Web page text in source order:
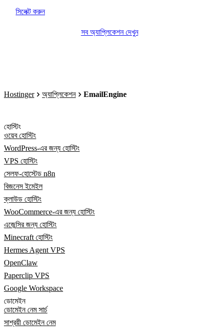
সিলেক্ট করুন
সব অ্যাপ্লিকেশন দেখুন
Hostinger অ্যাপ্লিকেশন EmailEngine
হোস্টিং
ওয়েব হোস্টিং
WordPress-এর জন্য হোস্টিং
VPS হোস্টিং
সেলফ-হোস্টেড n8n
বিজনেস ইমেইল
ক্লাউড হোস্টিং
WooCommerce-এর জন্য হোস্টিং
এজেন্সির জন্য হোস্টিং
Minecraft হোস্টিং
Hermes Agent VPS
OpenClaw
Paperclip VPS
Google Workspace
ডোমেইন
ডোমেইন নেম সার্চ
সাশ্রয়ী ডোমেইন নেম